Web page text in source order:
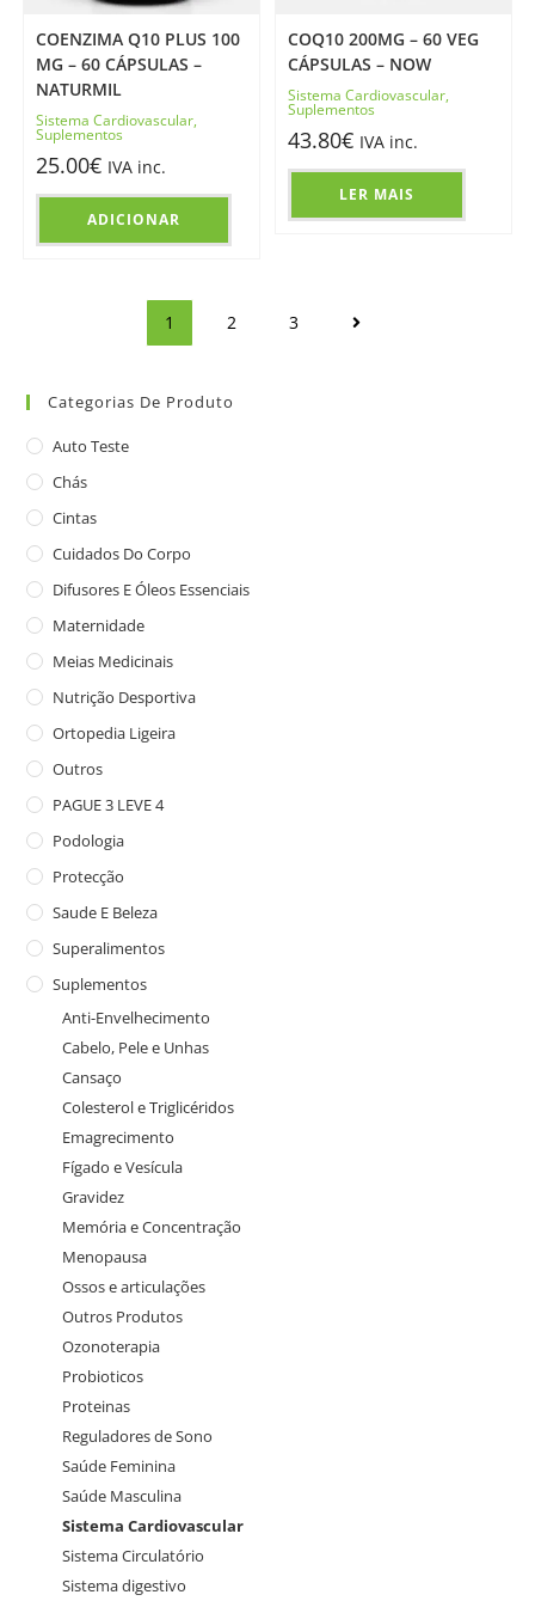
COENZIMA Q10 PLUS 100
MG – 60 CÁPSULAS –
NATURMIL
Sistema Cardiovascular,
Suplementos
25.00€ IVA inc.
ADICIONAR
COQ10 200MG – 60 VEG
CÁPSULAS – NOW
Sistema Cardiovascular,
Suplementos
43.80€ IVA inc.
LER MAIS
1 2 3
Categorias De Produto
Auto Teste
Chás
Cintas
Cuidados Do Corpo
Difusores E Óleos Essenciais
Maternidade
Meias Medicinais
Nutrição Desportiva
Ortopedia Ligeira
Outros
PAGUE 3 LEVE 4
Podologia
Protecção
Saude E Beleza
Superalimentos
Suplementos
Anti-Envelhecimento
Cabelo, Pele e Unhas
Cansaço
Colesterol e Triglicéridos
Emagrecimento
Fígado e Vesícula
Gravidez
Memória e Concentração
Menopausa
Ossos e articulações
Outros Produtos
Ozonoterapia
Probioticos
Proteinas
Reguladores de Sono
Saúde Feminina
Saúde Masculina
Sistema Cardiovascular
Sistema Circulatório
Sistema digestivo